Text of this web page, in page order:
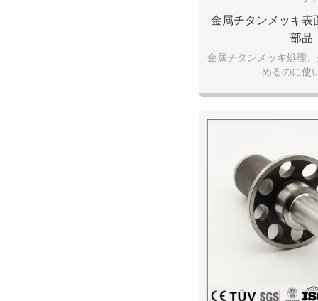
金属チタンメッキ表
部品
金属チタンメッキ処理
めるのに使